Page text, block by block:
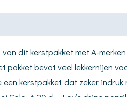
van dit kerstpakket met A-
pakket bevat veel lekkernijen
kerstpakket dat zeker